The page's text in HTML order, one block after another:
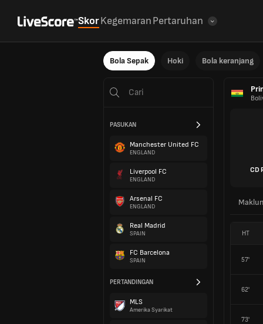
SkorKegemaranPertaruhan
Bola Sepak Hoki Bola keranjang
PASUKAN
Manchester United FC
ENGLAND
Liverpool FC
ENGLAND
Arsenal FC
ENGLAND
Real Madrid
SPAIN
FC Barcelona
SPAIN
PERTANDINGAN
MLS
Amerika Syarikat
CD
HT
57'
62'
73'